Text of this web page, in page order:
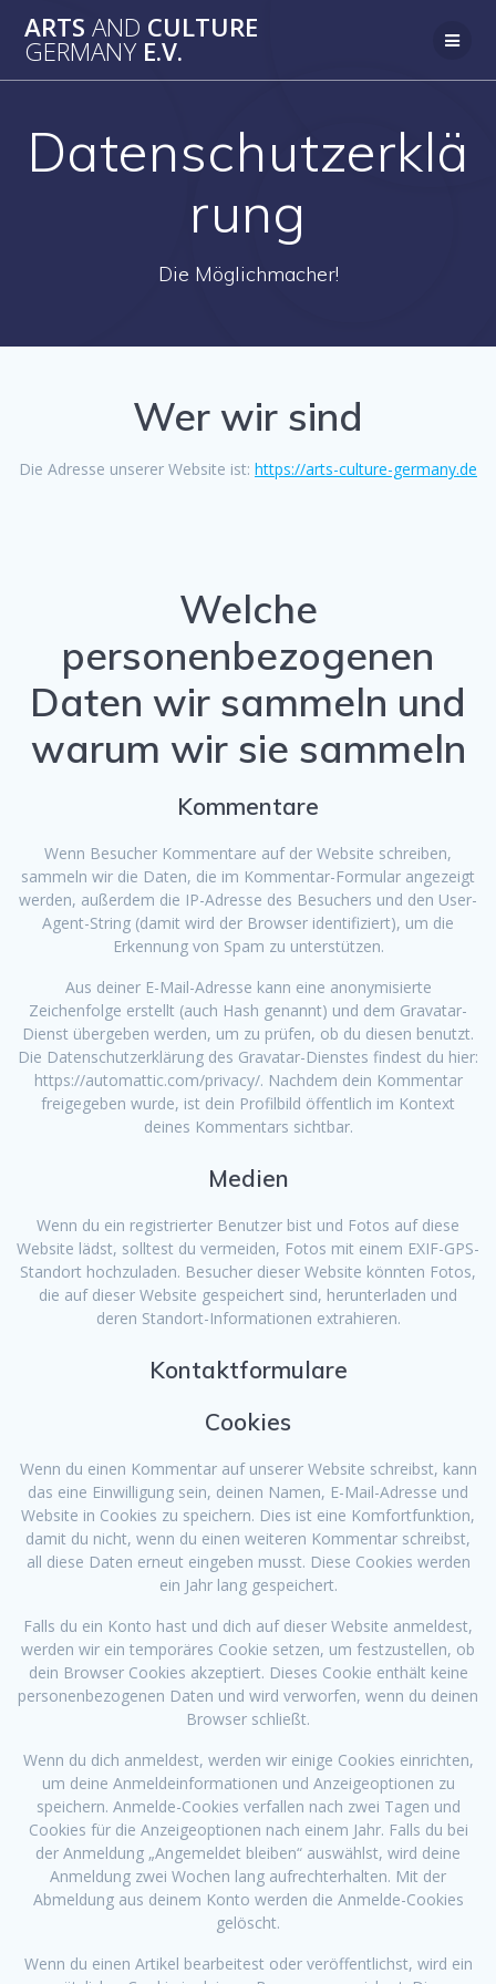
Inhalt
ARTS AND CULTURE
GERMANY E.V.
Datenschutzerklä
rung
Die Möglichmacher!
Wer wir sind
Die Adresse unserer Website ist: https://arts-culture-germany.de
Welche
personenbezogenen
Daten wir sammeln und
warum wir sie sammeln
Kommentare
Wenn Besucher Kommentare auf der Website schreiben,
sammeln wir die Daten, die im Kommentar-Formular angezeigt
werden, außerdem die IP-Adresse des Besuchers und den User-
Agent-String (damit wird der Browser identifiziert), um die
Erkennung von Spam zu unterstützen.
Aus deiner E-Mail-Adresse kann eine anonymisierte
Zeichenfolge erstellt (auch Hash genannt) und dem Gravatar-
Dienst übergeben werden, um zu prüfen, ob du diesen benutzt.
Die Datenschutzerklärung des Gravatar-Dienstes findest du hier:
https://automattic.com/privacy/. Nachdem dein Kommentar
freigegeben wurde, ist dein Profilbild öffentlich im Kontext
deines Kommentars sichtbar.
Medien
Wenn du ein registrierter Benutzer bist und Fotos auf diese
Website lädst, solltest du vermeiden, Fotos mit einem EXIF-GPS-
Standort hochzuladen. Besucher dieser Website könnten Fotos,
die auf dieser Website gespeichert sind, herunterladen und
deren Standort-Informationen extrahieren.
Kontaktformulare
Cookies
Wenn du einen Kommentar auf unserer Website schreibst, kann
das eine Einwilligung sein, deinen Namen, E-Mail-Adresse und
Website in Cookies zu speichern. Dies ist eine Komfortfunktion,
damit du nicht, wenn du einen weiteren Kommentar schreibst,
all diese Daten erneut eingeben musst. Diese Cookies werden
ein Jahr lang gespeichert.
Falls du ein Konto hast und dich auf dieser Website anmeldest,
werden wir ein temporäres Cookie setzen, um festzustellen, ob
dein Browser Cookies akzeptiert. Dieses Cookie enthält keine
personenbezogenen Daten und wird verworfen, wenn du deinen
Browser schließt.
Wenn du dich anmeldest, werden wir einige Cookies einrichten,
um deine Anmeldeinformationen und Anzeigeoptionen zu
speichern. Anmelde-Cookies verfallen nach zwei Tagen und
Cookies für die Anzeigeoptionen nach einem Jahr. Falls du bei
der Anmeldung „Angemeldet bleiben“ auswählst, wird deine
Anmeldung zwei Wochen lang aufrechterhalten. Mit der
Abmeldung aus deinem Konto werden die Anmelde-Cookies
gelöscht.
Wenn du einen Artikel bearbeitest oder veröffentlichst, wird ein